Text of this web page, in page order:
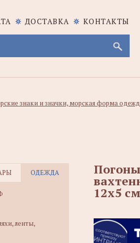
ДОСТАВКА КОНТАКТЫ
знаки и значки, морская форма
ОДЕЖДА
ленты,
12х5 см